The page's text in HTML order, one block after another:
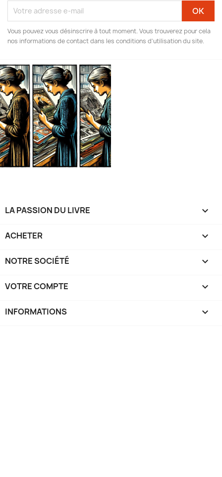
Vous pouvez vous désinscrire à tout moment. Vous trouverez pour cela
nos informations de contact dans les conditions d'utilisation du site.
LA PASSION DU LIVRE 
ACHETER 
NOTRE SOCIÉTÉ 
VOTRE COMPTE 
INFORMATIONS keyboard_arrow_down